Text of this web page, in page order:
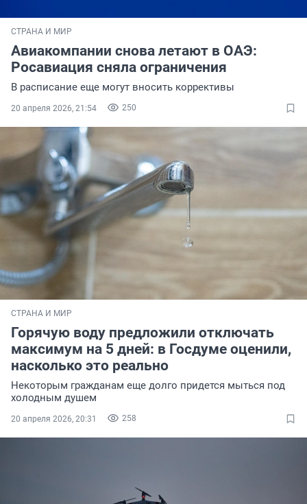
СТРАНА И МИР
Авиакомпании снова летают в ОАЭ:
Росавиация сняла ограничения
В расписание еще могут вносить коррективы
250
20 апреля 2026, 21:54
СТРАНА И МИР
Горячую воду предложили отключать
максимум на 5 дней: в Госдуме оценили,
насколько это реально
Некоторым гражданам еще долго придется мыться под
холодным душем
258
20 апреля 2026, 20:31